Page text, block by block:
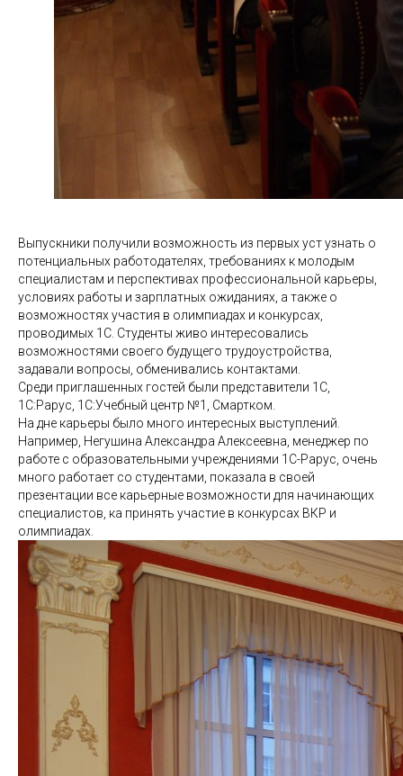
Выпускники получили возможность из первых уст узнать о
потенциальных работодателях, требованиях к молодым
специалистам и перспективах профессиональной карьеры,
условиях работы и зарплатных ожиданиях, а также о
возможностях участия в олимпиадах и конкурсах,
проводимых 1С. Студенты живо интересовались
возможностями своего будущего трудоустройства,
задавали вопросы, обменивались контактами.
Среди приглашенных гостей были представители 1С,
1С:Рарус, 1С:Учебный центр №1, Смартком.
На дне карьеры было много интересных выступлений.
Например, Негушина Александра Алексеевна, менеджер по
работе с образовательными учреждениями 1С-Рарус, очень
много работает со студентами, показала в своей
презентации все карьерные возможности для начинающих
специалистов, ка принять участие в конкурсах ВКР и
олимпиадах.